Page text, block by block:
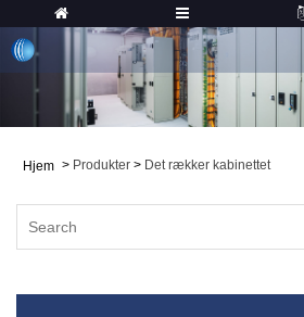
Hjem > Produkter > Det rækker kabinettet